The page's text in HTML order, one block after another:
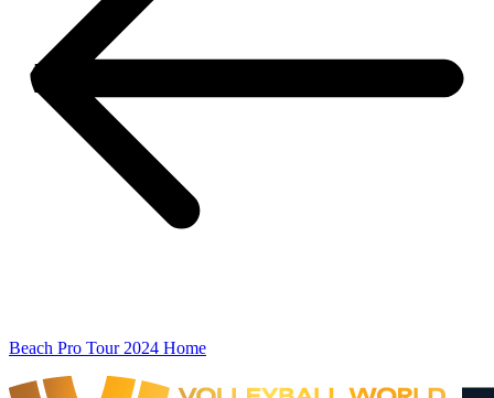
Beach Pro Tour 2024 Home